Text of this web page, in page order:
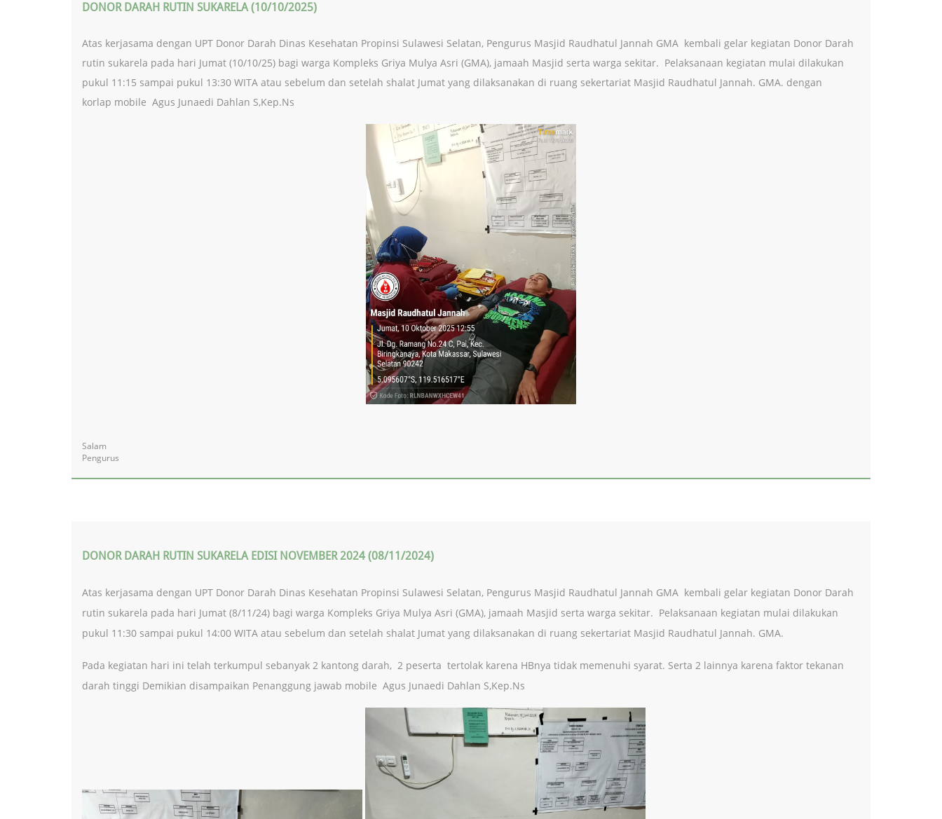
DONOR DARAH RUTIN SUKARELA (10/10/2025)
Atas kerjasama dengan UPT Donor Darah Dinas Kesehatan Propinsi Sulawesi Selatan, Pengurus Masjid Raudhatul Jannah GMA kembali gelar kegiatan Donor Darah
rutin sukarela pada hari Jumat (10/10/25) bagi warga Kompleks Griya Mulya Asri (GMA), jamaah Masjid serta warga sekitar. Pelaksanaan kegiatan mulai dilakukan
pukul 11:15 sampai pukul 13:30 WITA atau sebelum dan setelah shalat Jumat yang dilaksanakan di ruang sekertariat Masjid Raudhatul Jannah. GMA. dengan
korlap mobile Agus Junaedi Dahlan S,Kep.Ns
Salam
Pengurus
DONOR DARAH RUTIN SUKARELA EDISI NOVEMBER 2024 (08/11/2024)
Atas kerjasama dengan UPT Donor Darah Dinas Kesehatan Propinsi Sulawesi Selatan, Pengurus Masjid Raudhatul Jannah GMA kembali gelar kegiatan Donor Darah
rutin sukarela pada hari Jumat (8/11/24) bagi warga Kompleks Griya Mulya Asri (GMA), jamaah Masjid serta warga sekitar. Pelaksanaan kegiatan mulai dilakukan
pukul 11:30 sampai pukul 14:00 WITA atau sebelum dan setelah shalat Jumat yang dilaksanakan di ruang sekertariat Masjid Raudhatul Jannah. GMA.
Pada kegiatan hari ini telah terkumpul sebanyak 2 kantong darah, 2 peserta tertolak karena HBnya tidak memenuhi syarat. Serta 2 lainnya karena faktor tekanan
darah tinggi Demikian disampaikan Penanggung jawab mobile Agus Junaedi Dahlan S,Kep.Ns